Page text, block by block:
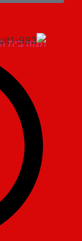
תמוז בית